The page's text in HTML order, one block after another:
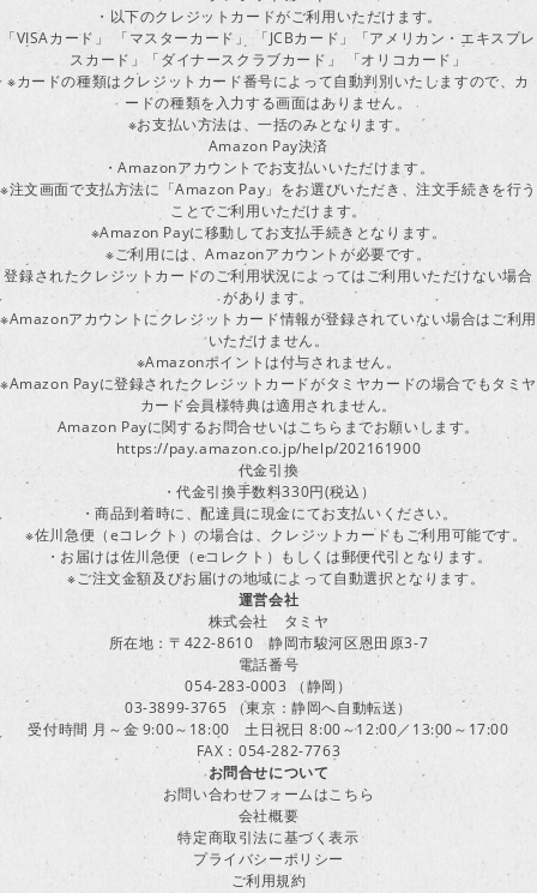
・以下のクレジットカードがご利用いただけます。
「VISAカード」 「マスターカード」 「JCBカード」「アメリカン・エキスプレ
スカード」「ダイナースクラブカード」 「オリコカード」
※カードの種類はクレジットカード番号によって自動判別いたしますので、カ
ードの種類を入力する画面はありません。
※お支払い方法は、一括のみとなります。
Amazon Pay決済
・Amazonアカウントでお支払いいただけます。
※注文画面で支払方法に「Amazon Pay」をお選びいただき、注文手続きを行う
ことでご利用いただけます。
※Amazon Payに移動してお支払手続きとなります。
※ご利用には、Amazonアカウントが必要です。
登録されたクレジットカードのご利用状況によってはご利用いただけない場合
があります。
※Amazonアカウントにクレジットカード情報が登録されていない場合はご利用
いただけません。
※Amazonポイントは付与されません。
※Amazon Payに登録されたクレジットカードがタミヤカードの場合でもタミヤ
カード会員様特典は適用されません。
Amazon Payに関するお問合せいはこちらまでお願いします。
https://pay.amazon.co.jp/help/202161900
代金引換
・代金引換手数料330円(税込）
・商品到着時に、配達員に現金にてお支払いください。
※佐川急便（eコレクト）の場合は、クレジットカードもご利用可能です。
・お届けは佐川急便（eコレクト）もしくは郵便代引となります。
※ご注文金額及びお届けの地域によって自動選択となります。
運営会社
株式会社 タミヤ
所在地：〒422-8610 静岡市駿河区恩田原3-7
電話番号
054-283-0003 （静岡）
03-3899-3765 （東京：静岡へ自動転送）
受付時間 月～金 9:00～18:00 土日祝日 8:00～12:00／13:00～17:00
FAX：054-282-7763
お問合せについて
お問い合わせフォームはこちら
会社概要
特定商取引法に基づく表示
プライバシーポリシー
ご利用規約